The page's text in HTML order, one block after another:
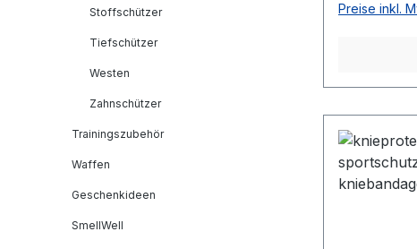
Stoffschützer
Tiefschützer
Westen
Zahnschützer
Trainingszubehör
Waffen
Geschenkideen
SmellWell
Preise inkl.